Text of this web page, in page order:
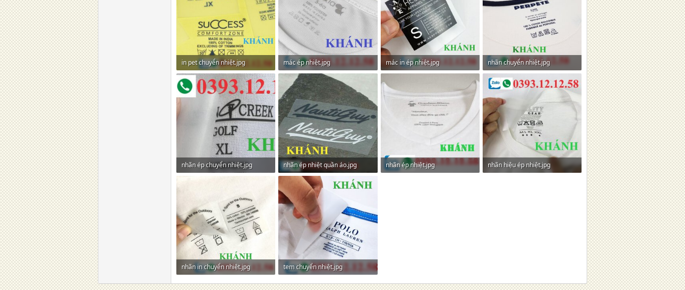
in pet chuyển nhiệt.jpg
84,2 KB · Lượt xem: 0
mác ép nhiệt.jpg
91 KB · Lượt xem: 0
mác in ép nhiệt.jpg
nhãn chuyển nhiệt.jpg
316,5 KB · Lượt xem: 0
nhãn ép chuyển nhiệt.jpg
nhãn ép nhiệt quần áo.jpg
103,9 KB · Lượt xem: 0
nhãn ép nhiệt.jpg
nhãn hiệu ép nhiệt.jpg
nhãn in chuyển nhiệt.jpg
127,2 KB · Lượt xem: 0
tem chuyển nhiệt.jpg
149,9 KB · Lượt xem: 0